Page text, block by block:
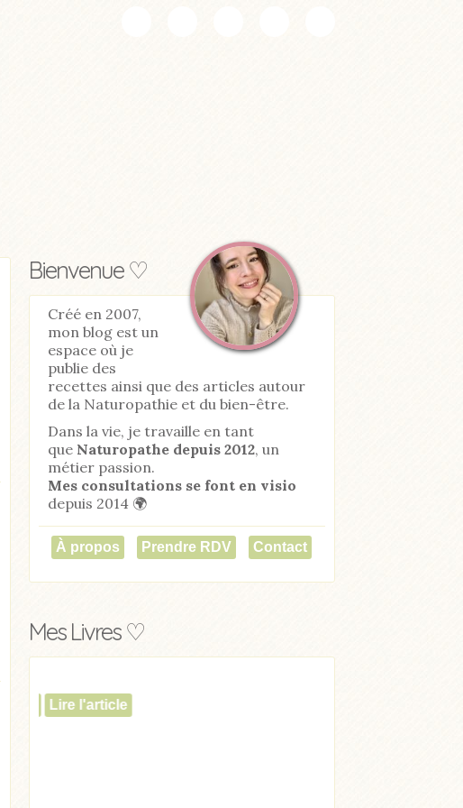
Bienvenue ♡
Créé en 2007,
mon blog est un
espace où je
publie des
recettes ainsi que des articles autour
de la Naturopathie et du bien-être.
Dans la vie, je travaille en tant
que Naturopathe depuis 2012, un
métier passion.
Mes consultations se font en visio
depuis 2014 🌍
À propos Prendre RDV Contact
Mes Livres ♡
Acheter